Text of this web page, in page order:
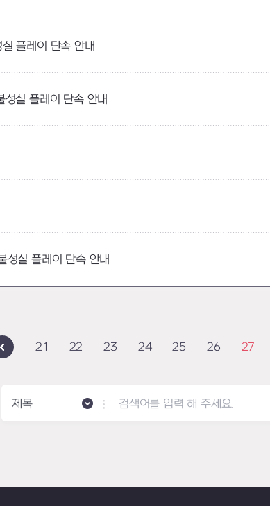
플레이 단속 안내
실 플레이 단속 안내
실 플레이 단속 안내
21 22 23 24 25 26 27
제목